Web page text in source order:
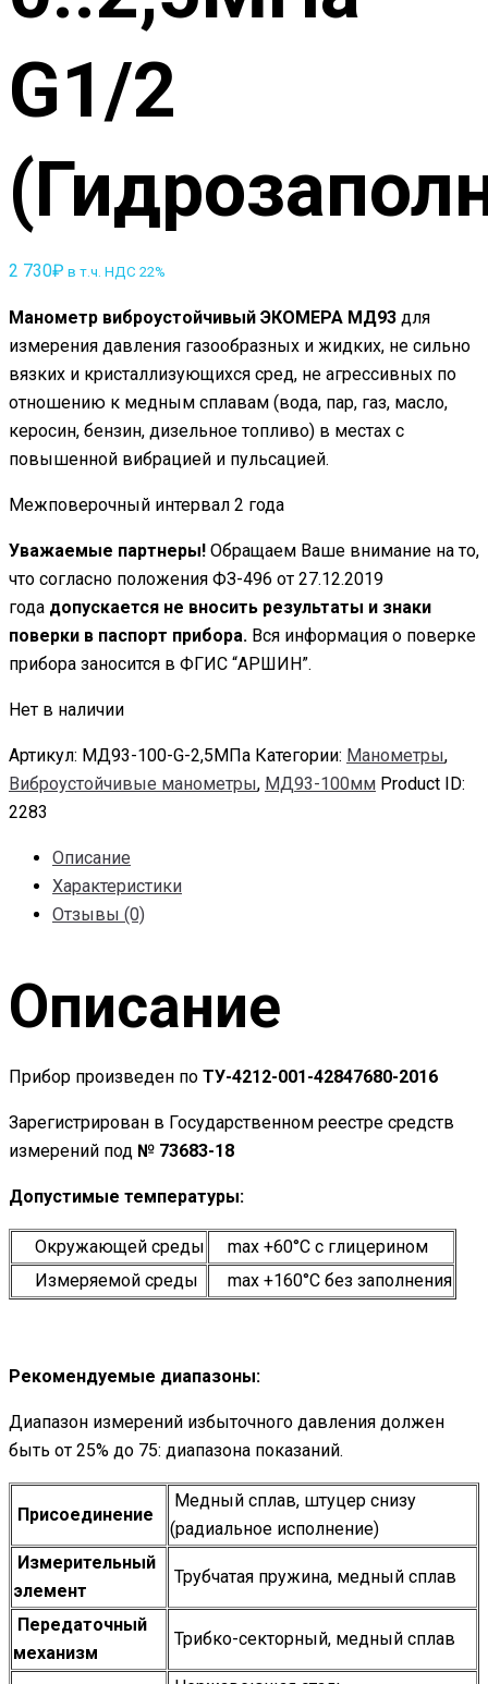
G1/2
2 730₽ в т.ч. НДС 22%
Манометр виброустойчивый ЭКОМЕРА МД93 для
измерения давления газообразных и жидких, не сильно
вязких и кристаллизующихся сред, не агрессивных по
отношению к медным сплавам (вода, пар, газ, масло,
керосин, бензин, дизельное топливо) в местах с
повышенной вибрацией и пульсацией.
Межповерочный интервал 2 года
Уважаемые партнеры! Обращаем Ваше внимание на то,
что согласно положения ФЗ-496 от 27.12.2019
года допускается не вносить результаты и знаки
поверки в паспорт прибора. Вся информация о поверке
прибора заносится в ФГИС “АРШИН”.
Нет в наличии
Артикул: МД93-100-G-2,5МПа Категории: Манометры,
Виброустойчивые манометры, МД93-100мм Product ID:
2283
Описание
Характеристики
Отзывы (0)
Описание
Прибор произведен по ТУ-4212-001-42847680-2016
Зарегистрирован в Государственном реестре средств
измерений под № 73683-18
Допустимые температуры:
Окружающей среды
max +60°С c глицерином
Измеряемой среды
maх +160°С без заполнения
Рекомендуемые диапазоны:
Диапазон измерений избыточного давления должен
быть от 25% до 75: диапазона показаний.
Присоединение
Медный сплав, штуцер снизу
(радиальное исполнение)
Измерительный
элемент
Трубчатая пружина, медный сплав
Передаточный
механизм
Трибко-секторный, медный сплав